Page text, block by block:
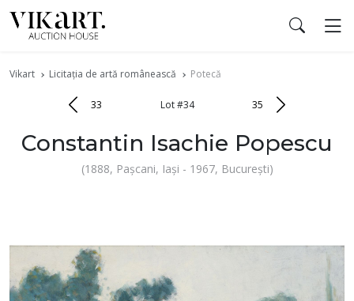
Vikart Licitația de artă românească Potecă
33 Lot #34 35
Constantin Isachie Popescu
(1888, Pașcani, Iași - 1967, București)